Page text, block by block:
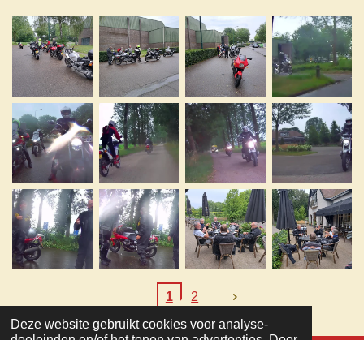
Deze website gebruikt cookies voor analyse-
1 2
TOP